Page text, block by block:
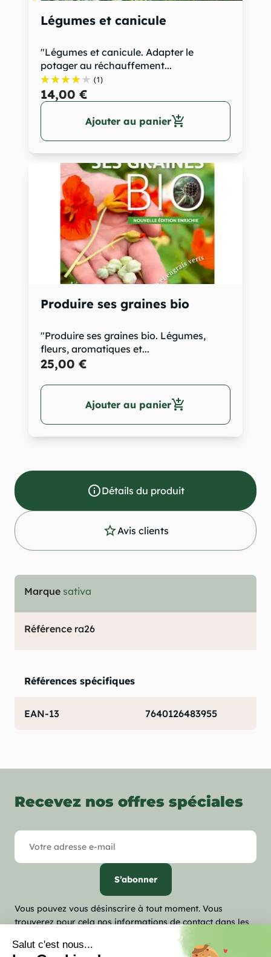
Légumes et canicule
"Légumes et canicule. Adapter le
potager au réchauffement...
(1)
14,00 €
Ajouter au panieradd_shopping_cart
Produire ses graines bio
"Produire ses graines bio. Légumes,
fleurs, aromatiques et...
25,00 €
Ajouter au panieradd_shopping_cart
info_outlineDétails du produit
star_outlineAvis clients
Marque sativa
Référence ra26
Références spécifiques
EAN-13 7640126483955
Recevez nos offres spéciales
Vous pouvez vous désinscrire à tout moment. Vous
trouverez pour cela nos informations de contact dans les